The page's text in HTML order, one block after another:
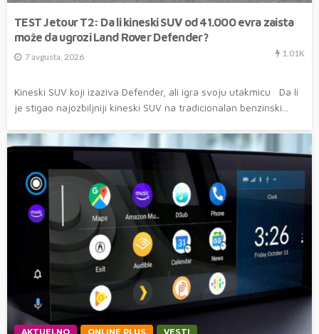
TEST Jetour T2: Da li kineski SUV od 41.000 evra zaista
može da ugrozi Land Rover Defender?
7 avgusta, 2026 1.01K
Kineski SUV koji izaziva Defender, ali igra svoju utakmicu Da li
je stigao najozbiljniji kineski SUV na tradicionalan benzinski...
AKTUELNO ONLINE PLUS VESTI